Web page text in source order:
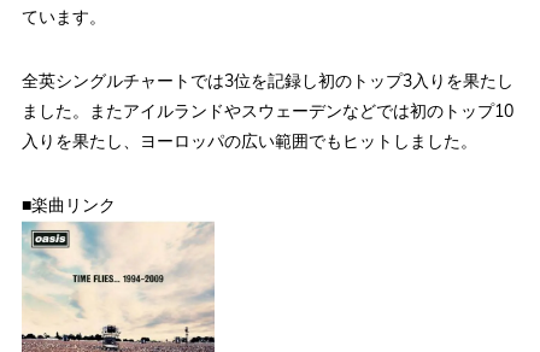
ています。
全英シングルチャートでは3位を記録し初のトップ3入りを果たし
ました。またアイルランドやスウェーデンなどでは初のトップ10
入りを果たし、ヨーロッパの広い範囲でもヒットしました。
■楽曲リンク